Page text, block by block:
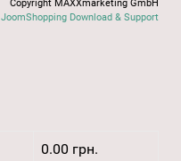
Copyright MAXXmarketing GmbH
JoomShopping Download & Support
0.00 грн.